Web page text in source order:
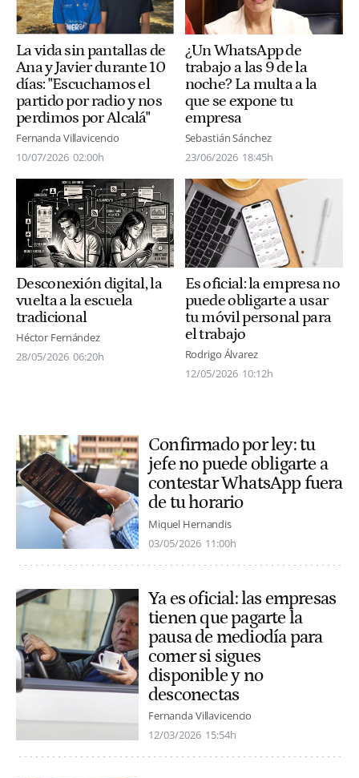
La vida sin pantallas de
Ana y Javier durante 10
días: "Escuchamos el
partido por radio y nos
perdimos por Alcalá"
Fernanda Villavicencio
10/07/2026 02:00h
¿Un WhatsApp de
trabajo a las 9 de la
noche? La multa a la
que se expone tu
empresa
Sebastián Sánchez
23/06/2026 18:45h
Desconexión digital, la
vuelta a la escuela
tradicional
Héctor Fernández
28/05/2026 06:20h
Es oficial: la empresa no
puede obligarte a usar
tu móvil personal para
el trabajo
Rodrigo Álvarez
12/05/2026 10:12h
Confirmado por ley: tu
jefe no puede obligarte a
contestar WhatsApp fuera
de tu horario
Miquel Hernandis
03/05/2026 11:00h
Ya es oficial: las empresas
tienen que pagarte la
pausa de mediodía para
comer si sigues
disponible y no
desconectas
Fernanda Villavicencio
12/03/2026 15:54h